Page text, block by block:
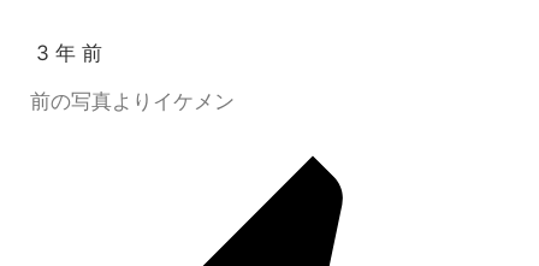
3 年 前
前の写真よりイケメン